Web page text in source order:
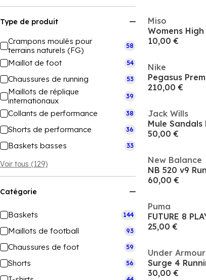
Type de produit
Crampons moulés pour
terrains naturels (FG)
58
Maillot de foot 54
Chaussures de running 53
Maillots de réplique
internationaux
39
Collants de performance 38
Shorts de performance 36
Baskets basses 33
Voir tous (129)
Catégorie
Baskets 144
Maillots de football 93
Chaussures de foot 59
Shorts 56
Miso
Womens
10,00 €
Nike
Pegasus
210,00 €
Jack Wills
Mule Sandals
50,00 €
New Balance
NB 520 v9
60,00 €
Puma
25,00 €
Under Armour
Surge 4
30,00 €